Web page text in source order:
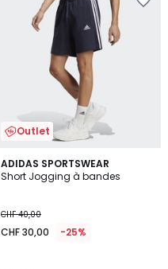
Outlet
ADIDAS SPORTSWEAR
Short Jogging à bandes
CHF 40,00
CHF 30,00 -25%
4,7
/ 5